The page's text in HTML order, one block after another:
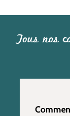
Tous nos